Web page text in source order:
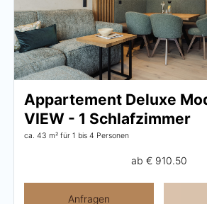
Sommer
Winter
Aktivprogramm
Verleih
Appartement Deluxe
VIEW - 1 Schlafzimmer
ca. 43 m² für 1 bis 4 Personen
ab € 910.50
Anfragen